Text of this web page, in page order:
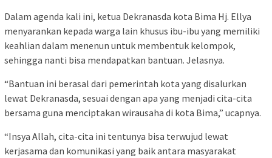
Dalam agenda kali ini, ketua Dekranasda kota Bima Hj. Ellya
menyarankan kepada warga lain khusus ibu-ibu yang memiliki
keahlian dalam menenun untuk membentuk kelompok,
sehingga nanti bisa mendapatkan bantuan. Jelasnya.
“Bantuan ini berasal dari pemerintah kota yang disalurkan
lewat Dekranasda, sesuai dengan apa yang menjadi cita-cita
bersama guna menciptakan wirausaha di kota Bima,” ucapnya.
“Insya Allah, cita-cita ini tentunya bisa terwujud lewat
kerjasama dan komunikasi yang baik antara masyarakat